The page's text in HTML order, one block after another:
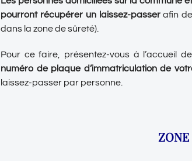
pourront récupérer un laissez-passerafin de
dans la zone de sûreté).
Pour ce faire, présentez-vous à l’accueil
numéro de plaque d’immatriculation de
laissez-passer par personne.
ZONE